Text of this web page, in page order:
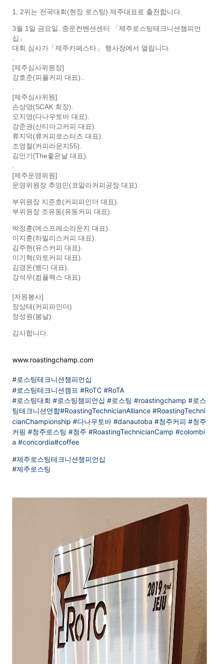
1, 2위는 전국대회(현장 로스팅) 제주대표로 출전합니다.
3월 1일 금요일. 중문컨벤션센터 「제주로스팅테크니션챔피언
십」
대회 심사가「제주카페스타」 행사장에서 열립니다.
[제주심사위원장]
강호준(피플커피 대표)..
[제주심사위원]
손상영(SCAK 회장).
오지영(다나우토바 대표).
강준권(산티아고커피 대표).
류지덕(류커피로스터즈 대표).
조영철(커피라운지55).
김인기(The좋은날 대표).
[제주운영위원]
운영위원장 추영민(코알라커피공장 대표).
부위원장 지준호(커피파인더 대표).
부위원장 조유동(유동커피 대표).
박정훈(에스프레소라운지 대표).
이지훈(하빌리스커피 대표).
김주현(유스커피 대표).
이기혁(와토커피 대표).
김경돈(벧디 대표).
강석우(컴플렉스 대표)
[자원봉사]
장상태(커피파인더)
정성원(봄날)
감사합니다.
www.roastingchamp.com
#로스팅테크니션챔피언십
#로스팅테크니션캠프 #RoTC #RoTA
#로스팅대회 #로스팅챔피언십 #로스팅 #roastingchamp #로스
팅테크니션연합#RoastingTechnicianAlliance #RoastingTechni
cianChampionship #다나우토바 #danautoba #청주커피 #청주
커핑 #청주로스팅 #청주 #RoastingTechnicianCamp #colombi
a #concordia#coffee
#제주로스팅테크니션챔피언십
#제주로스팅